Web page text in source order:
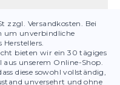
zzgl. Versandkosten. Bei
um unverbindliche
Herstellers.
bieten wir ein 30 tägiges
unserem Online-Shop.
diese sowohl vollständig,
unversehrt und ohne